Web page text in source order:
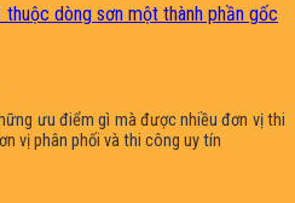
ưu điểm gì mà được nhiều đơn vị thi
vị phân phối và thi công uy tín